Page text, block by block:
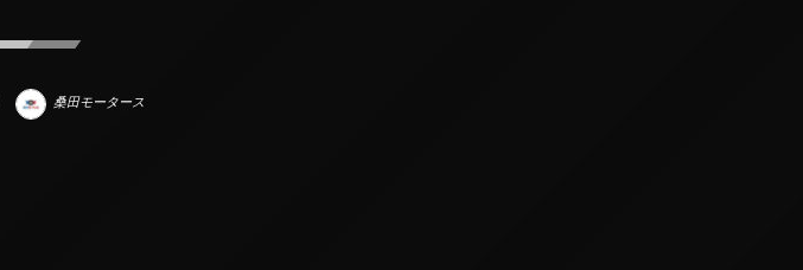
桑田モータース